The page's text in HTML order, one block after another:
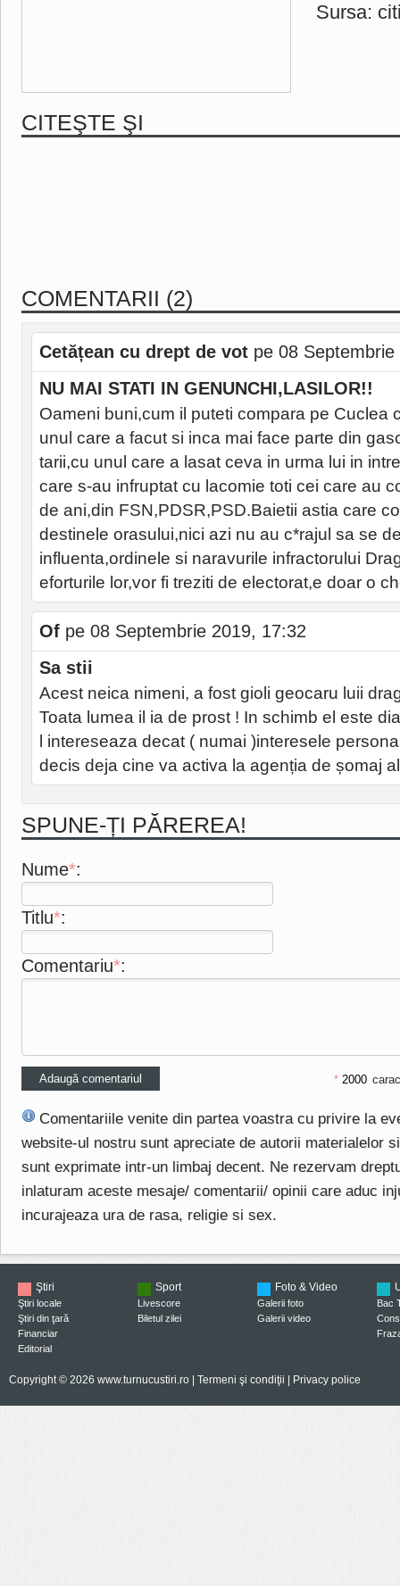
Sursa:
CITEŞTE ŞI
COMENTARII (2)
Cetățean cu drept de vot pe 08
NU MAI STATI IN GENUNCHI,LASILOR!!
Oameni buni,cum il puteti compara pe Cuclea
unul care a facut si inca mai face parte din
tarii,cu unul care a lasat ceva in urma lui in
care s-au infruptat cu lacomie toti cei care au
de ani,din FSN,PDSR,PSD.Baietii astia care
destinele orasului,nici azi nu au c*rajul sa se
influenta,ordinele si naravurile infractorului
eforturile lor,vor fi treziti de electorat,e doar o
Of pe 08 Septembrie 2019, 17:32
Sa stii
Acest neica nimeni, a fost gioli geocaru luii
Toata lumea il ia de prost ! In schimb el este
l intereseaza decat ( numai )interesele
decis deja cine va activa la agenția de șomaj
SPUNE-ȚI PĂREREA!
Nume*:
Titlu*:
Comentariu*:
*
Comentariile venite din partea voastra cu privire la
website-ul nostru sunt apreciate de autorii materialelor
sunt exprimate intr-un limbaj decent. Ne rezervam
inlaturam aceste mesaje/ comentarii/ opinii care aduc
incurajeaza ura de rasa, religie si sex.
Ştiri
Ştiri locale
Ştiri din ţară
Financiar
Editorial
Sport
Livescore
Biletul zilei
Foto & Video
Galerii foto
Galerii video
Bac
Copyright © 2026 www.turnucustiri.ro | Termeni şi condiţii Privacy police